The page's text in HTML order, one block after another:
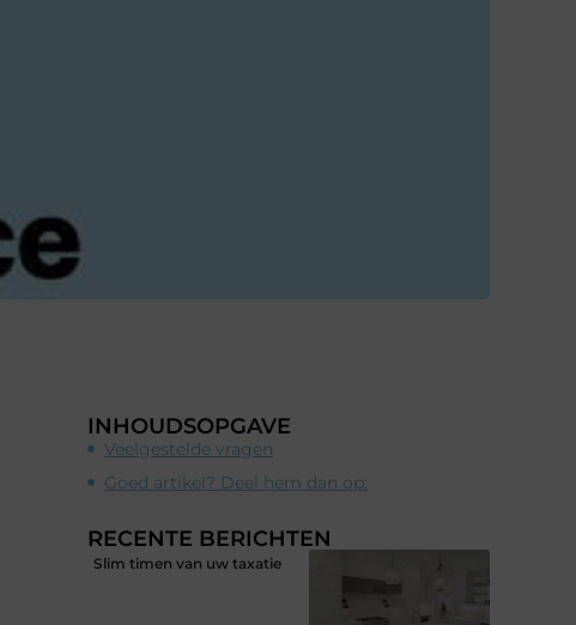
INHOUDSOPGAVE
Veelgestelde vragen
Goed artikel? Deel hem dan op:
RECENTE BERICHTEN
Slim timen van uw taxatie